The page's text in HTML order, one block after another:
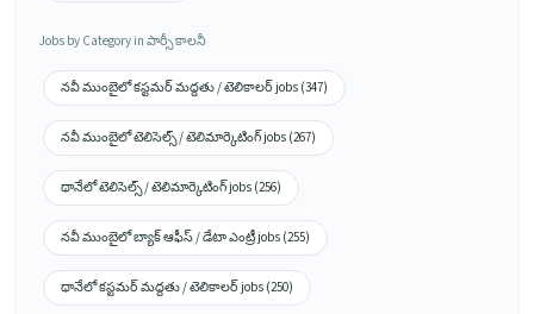
Jobs by Category in పార్సీ కాలనీ
నవీ ముంబైలో కస్టమర్ మద్దతు / టెలికాలర్ jobs (347)
నవీ ముంబైలో టెలిసెల్స్ / టెలిమార్కెటింగ్ jobs (267)
థానేలో టెలిసెల్స్ / టెలిమార్కెటింగ్ jobs (256)
నవీ ముంబైలో బ్యాక్ ఆఫీస్ / డేటా ఎంట్రీ jobs (255)
థానేలో కస్టమర్ మద్దతు / టెలికాలర్ jobs (250)